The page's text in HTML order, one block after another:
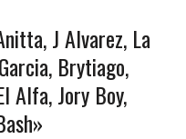
J Alvarez, La
Brytiago,
Alfa, Jory Boy,